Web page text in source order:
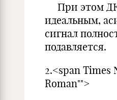
При этом ДК
идеальным,
сигнал
подавляется.
2.<span Times
Roman"">